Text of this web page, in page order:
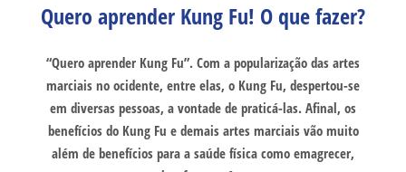
Quero aprender Kung Fu! O que fazer?
“Quero aprender Kung Fu”. Com a popularização das artes
marciais no ocidente, entre elas, o Kung Fu, despertou-se
em diversas pessoas, a vontade de praticá-las. Afinal, os
benefícios do Kung Fu e demais artes marciais vão muito
além de benefícios para a saúde física como emagrecer,